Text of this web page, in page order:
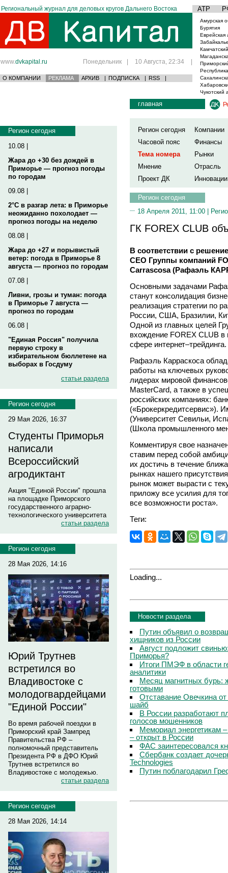
Региональный журнал для деловых кругов Дальнего Востока АТР
www.dvkapital.ru Понедельник | 10 Августа, 22:34 |
О КОМПАНИИ РЕКЛАМА АРХИВ | ПОДПИСКА | RSS |
Амурская
Бурятия
Еврейская
Чукотский
Регион сегодня
10.08 |
Жара до +30 без дождей в
Приморье — прогноз погоды
по городам
09.08 |
2°C в разгар лета: в Приморье
неожиданно похолодает —
прогноз погоды на неделю
08.08 |
Жара до +27 и порывистый
ветер: погода в Приморье 8
августа — прогноз по городам
07.08 |
Ливни, грозы и туман: погода
в Приморье 7 августа —
прогноз по городам
06.08 |
"Единая Россия" получила
первую строку в
избирательном бюллетене на
выборах в Госдуму
статьи раздела
Регион сегодня
29 Мая 2026, 16:37
Студенты Приморья
написали
Всероссийский
агродиктант
Акция "Единой России" прошла
на площадке Приморского
государственного аграрно-
технологического университета
статьи раздела
Регион сегодня
28 Мая 2026, 14:16
Юрий Трутнев
встретился во
Владивостоке с
молодогвардейцами
"Единой России"
Во время рабочей поездки в
Приморский край Зампред
Правительства РФ –
полномочный представитель
Президента РФ в ДФО Юрий
Трутнев встретился во
Владивостоке с молодежью.
статьи раздела
Регион сегодня
28 Мая 2026, 14:14
главная
Регион сегодня
Компании
Часовой пояс
Финансы
Тема номера
Рынки
Мнение
Отрасль
Проект ДК
Инновации
Регион сегодня
18 Апреля 2011, 11:00 |
ГК FOREX CLUB
В соответствии с
CEO Группы компаний
Carrascosa (Рафаэль
Основными задачами
станут консолидация
реализация стратегии по
России, США, Бразилии,
Одной из главных целей
вхождение FOREX CLUB
сфере интернет–трейдинга.
Рафаэль Карраскоса
работы на ключевых
лидерах мировой
MasterCard, а также в
российских компаниях:
(«Брокеркредитсервис»).
(Университет Севильи,
(Школа промышленного
Комментируя свое
ставим перед собой
их достичь в течение
рынках нашего
рынок может вырасти с
приложу все усилия для
все возможности роста».
Теги:
Loading...
Новости раздела
Путин объявил о
хищников из России
Август подложит
Приморья?
Итоги ПМЭФ в области
аналитики
Месяц магнитных бурь:
готовыми
Отставание Овечкина
шайб
В России разработают
голосов мошенников
Мемориал энергетикам
– открыт в России
ФАС заинтересовался
Сбербанк создает
Technologies
Путин поблагодарил